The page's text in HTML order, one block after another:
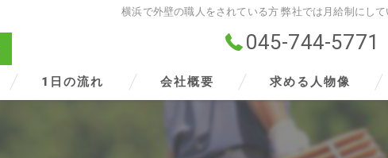
横浜で外壁の職人をされている方 弊社では月給制にし
045-744-5771
1日の流れ 会社概要
ビジョン
求める人物像